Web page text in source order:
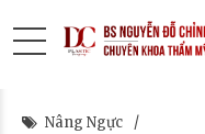
Nâng Ngực